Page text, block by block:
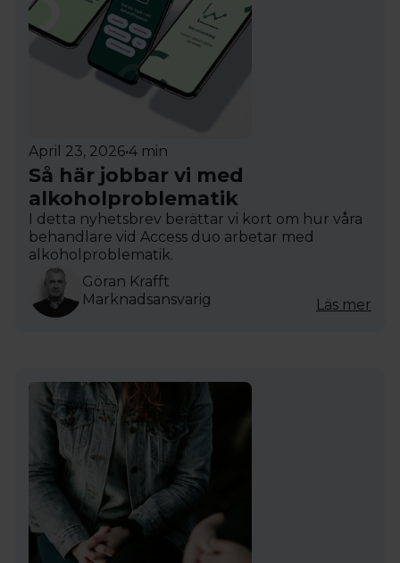
April 23, 2026•4 min
Så här jobbar vi med
alkoholproblematik
I detta nyhetsbrev berättar vi kort om hur våra
behandlare vid Access duo arbetar med
alkoholproblematik.
Göran Krafft
Marknadsansvarig
Läs mer